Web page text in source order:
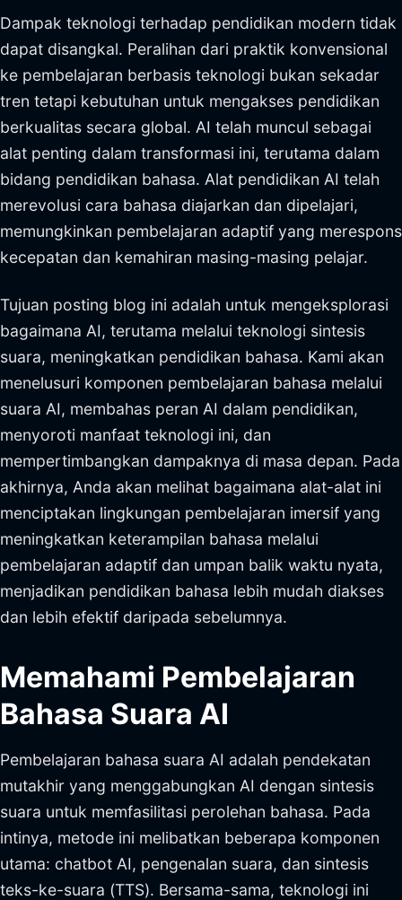
Dampak teknologi terhadap pendidikan modern tidak
dapat disangkal. Peralihan dari praktik konvensional
ke pembelajaran berbasis teknologi bukan sekadar
tren tetapi kebutuhan untuk mengakses pendidikan
berkualitas secara global. AI telah muncul sebagai
alat penting dalam transformasi ini, terutama dalam
bidang pendidikan bahasa. Alat pendidikan AI telah
merevolusi cara bahasa diajarkan dan dipelajari,
memungkinkan pembelajaran adaptif yang merespons
kecepatan dan kemahiran masing-masing pelajar.
Tujuan posting blog ini adalah untuk mengeksplorasi
bagaimana AI, terutama melalui teknologi sintesis
suara, meningkatkan pendidikan bahasa. Kami akan
menelusuri komponen pembelajaran bahasa melalui
suara AI, membahas peran AI dalam pendidikan,
menyoroti manfaat teknologi ini, dan
mempertimbangkan dampaknya di masa depan. Pada
akhirnya, Anda akan melihat bagaimana alat-alat ini
menciptakan lingkungan pembelajaran imersif yang
meningkatkan keterampilan bahasa melalui
pembelajaran adaptif dan umpan balik waktu nyata,
menjadikan pendidikan bahasa lebih mudah diakses
dan lebih efektif daripada sebelumnya.
Memahami Pembelajaran
Bahasa Suara AI
Pembelajaran bahasa suara AI adalah pendekatan
mutakhir yang menggabungkan AI dengan sintesis
suara untuk memfasilitasi perolehan bahasa. Pada
intinya, metode ini melibatkan beberapa komponen
utama: chatbot AI, pengenalan suara, dan sintesis
teks-ke-suara (TTS). Bersama-sama, teknologi ini